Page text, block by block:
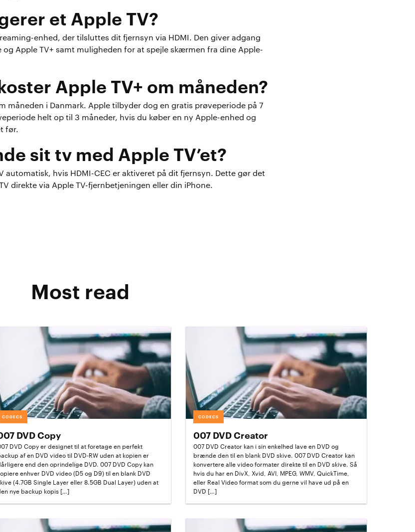
et Apple TV?
enhed, der tilsluttes dit fjernsyn via HDMI. Den giver adgang
og Apple TV+ samt muligheden for at spejle skærmen fra dine Apple-
Apple TV+ om måneden?
måneden i Danmark. Apple tilbyder dog en gratis prøveperiode på 7
helt op til 3 måneder, hvis du køber en ny Apple-enhed og
før.
sit tv med Apple TV’et?
automatisk, hvis HDMI-CEC er aktiveret på dit fjernsyn. Dette gør det
direkte via Apple TV-fjernbetjeningen eller din iPhone.
Most read
CODECS
DVD Copy
DVD Copy er designet til at foretage en perfekt
af en DVD video til DVD-RW uden at kopien er
end den oprindelige DVD. 007 DVD Copy kan
enhver DVD video (D5 og D9) til en blank DVD
(4.7GB Single Layer eller 8.5GB Dual Layer) uden at
nye backup kopis […]
CODECS
007 DVD Creator
007 DVD Creator kan i sin enkelhed lave en DVD og
brænde den til en blank DVD skive. 007 DVD Creator kan
konvertere alle video formater direkte til en DVD skive. Så
hvis du har en DivX, Xvid, AVI, MPEG, WMV, QuickTime,
eller Real Video format som du gerne vil have ud på en
DVD […]